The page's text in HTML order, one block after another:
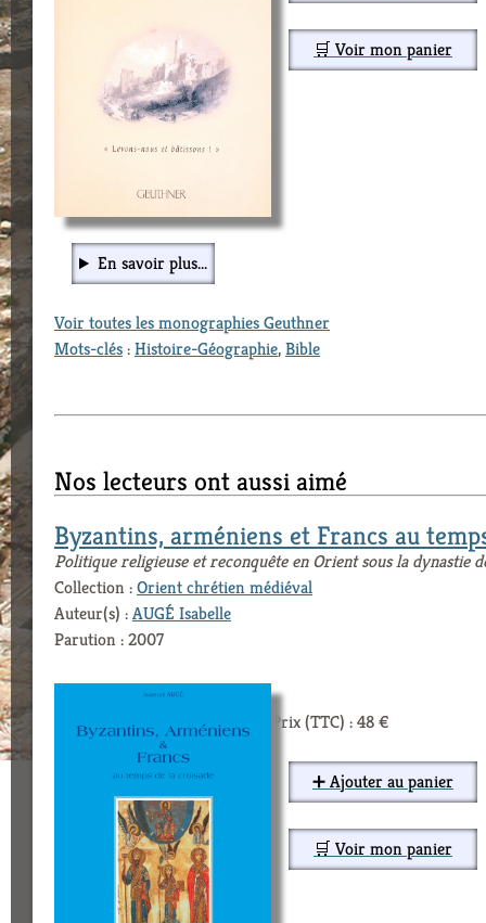
🛒 Voir mon panier
En savoir plus...
Voir toutes les monographies Geuthner
Mots-clés:Histoire-Géographie,Bible
Nos lecteurs ont aussi aimé
Byzantins, arméniens et Francs au
Politique religieuse et reconquête en Orient sous la dynastie
Collection :Orient chrétien médiéval
Auteur(s) :AUGÉ Isabelle
Parution : 2007
Prix (TTC) : 48 €
➕ Ajouter au panier
🛒 Voir mon panier